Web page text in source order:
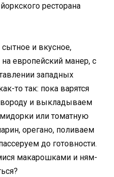
ресторана
и вкусное,
европейский манер, с
западных
то так: пока варятся
и выкладываем
или томатную
орегано, поливаем
до готовности.
макарошками и ням-